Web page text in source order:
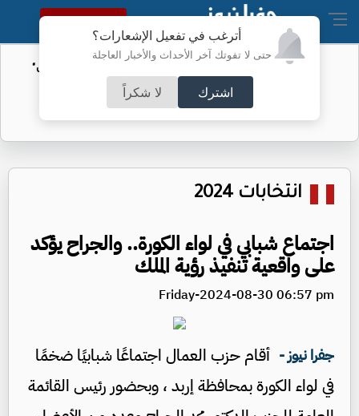
أترغب في تفعيل الإشعارات؟
حتى لا تفوتك آخر الأحداث والأخبار العاجلة
اشترك لا شكراً
النسخة الكاملة
الأمن السيبراني يحذر من رسائل "واتساب"
انتخابات 2024
اجتماع شبابي في لواء الكورة.. والجراح يؤكد
على واقعية تنفيذ رؤية الملك
Friday-2024-08-30 06:57 pm
جفرا نيوز - أقام حزب العمال اجتماعًا شبابيًا ضخمًا
في لواء الكورة بمحافظة إربد ، وبحضور رئيس القائمة